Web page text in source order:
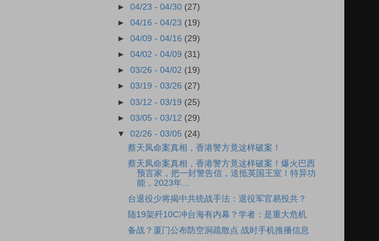
►04/23 - 04/30 (27)
►04/16 - 04/23 (19)
►04/09 - 04/16 (29)
►04/02 - 04/09 (31)
►03/26 - 04/02 (19)
►03/19 - 03/26 (27)
►03/12 - 03/19 (25)
►03/05 - 03/12 (29)
▼02/26 - 03/05 (24)
蔡天凤命案真相，香港警方竟这样破案！
蔡天凤命案真相，香港警方竟这样破案！爆火巴西
预言家，把一封警告信，送抵英国王室！特异功
能，2023年...
台退役少将揭中共统战手法：退役军官易投共？
陆19架歼10C冲台海有内幕？学者：是重大危机
备战？厦门公布防空洞疏散点 战时手机推播信息